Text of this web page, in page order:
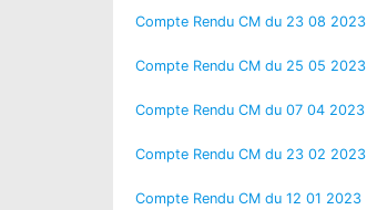
Compte Rendu CM du 23 08 2023
Compte Rendu CM du 25 05 2023
Compte Rendu CM du 07 04 2023
Compte Rendu CM du 23 02 2023
Compte Rendu CM du 12 01 2023